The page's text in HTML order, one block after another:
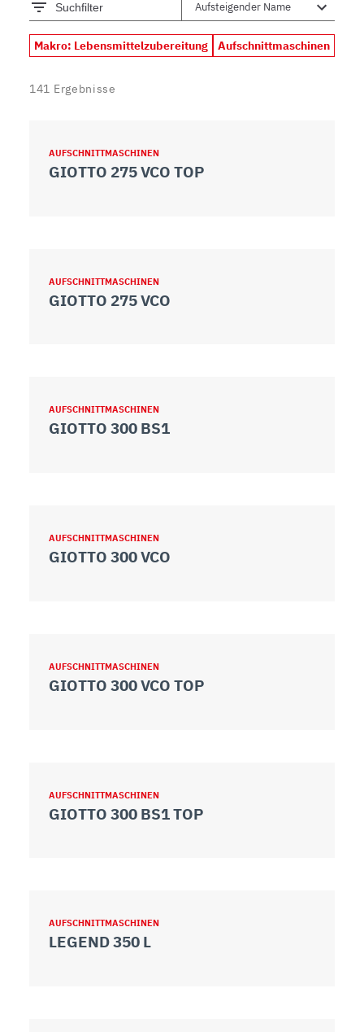
Suchfilter
Makro: Lebensmittelzubereitung Aufschnittmaschinen
141 Ergebnisse
AUFSCHNITTMASCHINEN
GIOTTO 275 VCO TOP
AUFSCHNITTMASCHINEN
GIOTTO 275 VCO
AUFSCHNITTMASCHINEN
GIOTTO 300 BS1
AUFSCHNITTMASCHINEN
GIOTTO 300 VCO
AUFSCHNITTMASCHINEN
GIOTTO 300 VCO TOP
AUFSCHNITTMASCHINEN
GIOTTO 300 BS1 TOP
AUFSCHNITTMASCHINEN
LEGEND 350 L